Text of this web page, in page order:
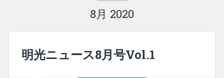
8月 2020
明光ニュース8月号Vol.1